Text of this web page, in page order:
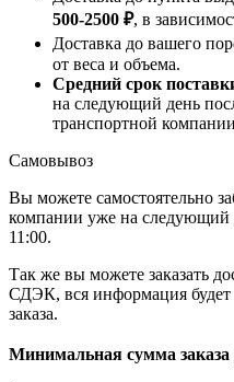
500-2500 ₽, в
Доставка до вашего
от веса и объема.
Средний срок
на следующий день
транспортной
Самовывоз
Вы можете самостоятельно
компании уже на следующий
11:00.
Так же вы можете заказать
СДЭК, вся информация будет
заказа.
Минимальная сумма